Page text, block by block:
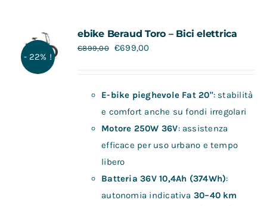
- 22% !
ebike Beraud Toro – Bici elettrica
€899,00 €699,00
E-bike pieghevole Fat 20": stabilità
e comfort anche su fondi irregolari
Motore 250W 36V: assistenza
efficace per uso urbano e tempo
libero
Batteria 36V 10,4Ah (374Wh):
autonomia indicativa 30–40 km